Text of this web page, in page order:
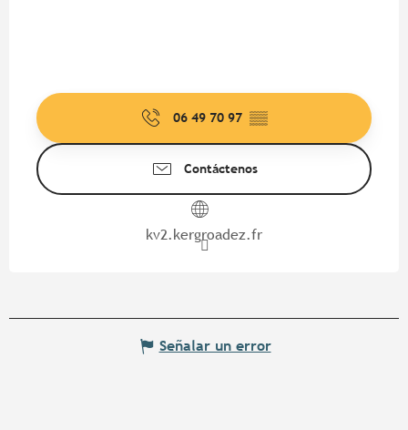
06 49 70 97 ▒▒
Contáctenos
kv2.kergroadez.fr
Señalar un error